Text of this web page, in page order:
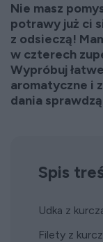
Nie masz
potrawy już ci
z odsieczą!
w czterech
Wypróbuj
aromatyczne i
dania
Spis
Udka z
Filety z